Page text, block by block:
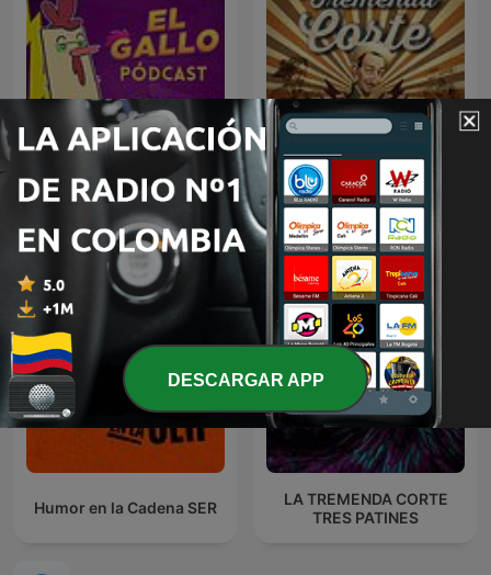
El Gallo Pódcast La Tremenda Corte
Humor en la Cadena SER
LA TREMENDA CORTE
TRES PATINES
DESCARGAR APP